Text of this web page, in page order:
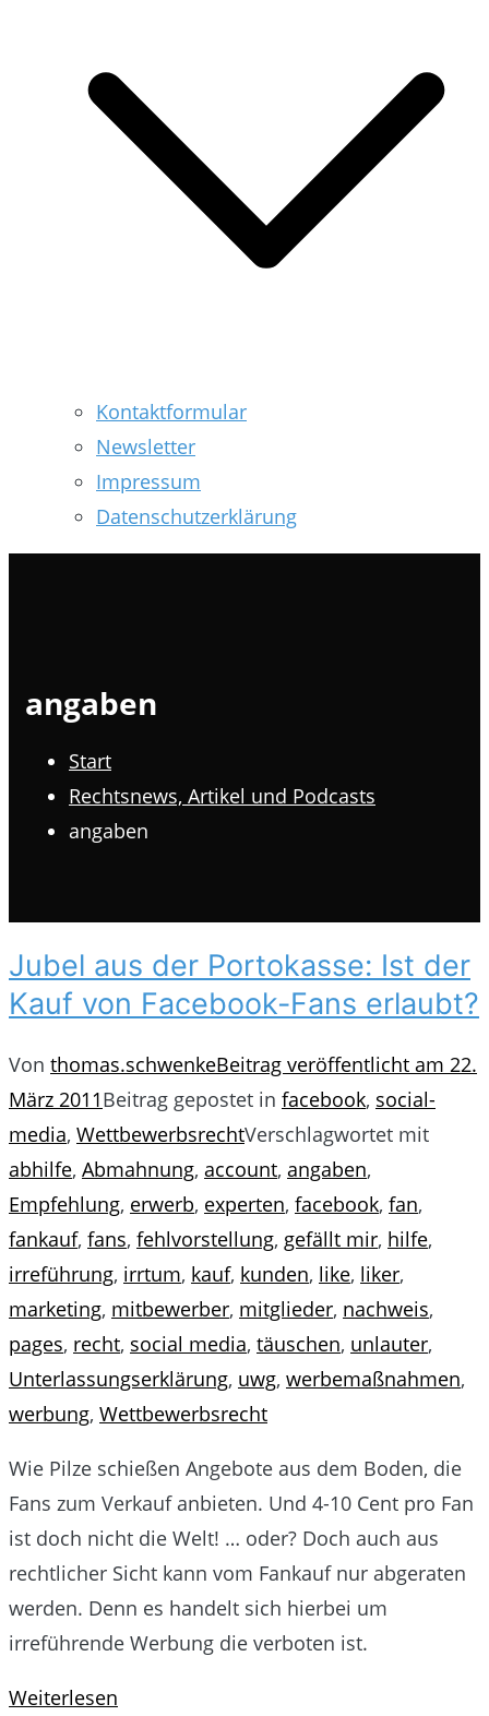
Kontaktformular
Newsletter
Impressum
Datenschutzerklärung
angaben
Start
Rechtsnews, Artikel und Podcasts
angaben
Jubel aus der Portokasse: Ist der
Kauf von Facebook-Fans erlaubt?
Von thomas.schwenkeBeitrag veröffentlicht am 22.
März 2011Beitrag gepostet in facebook, social-
media, WettbewerbsrechtVerschlagwortet mit
abhilfe, Abmahnung, account, angaben,
Empfehlung, erwerb, experten, facebook, fan,
fankauf, fans, fehlvorstellung, gefällt mir, hilfe,
irreführung, irrtum, kauf, kunden, like, liker,
marketing, mitbewerber, mitglieder, nachweis,
pages, recht, social media, täuschen, unlauter,
Unterlassungserklärung, uwg, werbemaßnahmen,
werbung, Wettbewerbsrecht
Wie Pilze schießen Angebote aus dem Boden, die
Fans zum Verkauf anbieten. Und 4-10 Cent pro Fan
ist doch nicht die Welt! … oder? Doch auch aus
rechtlicher Sicht kann vom Fankauf nur abgeraten
werden. Denn es handelt sich hierbei um
irreführende Werbung die verboten ist.
Weiterlesen